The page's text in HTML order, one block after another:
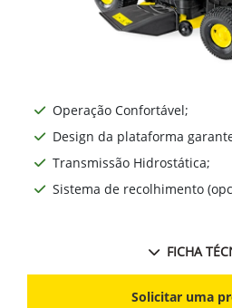
Operação Confortável;
Design da plataforma
Transmissão Hidrostática;
Sistema de recolhimento
FICHA
Solicitar uma